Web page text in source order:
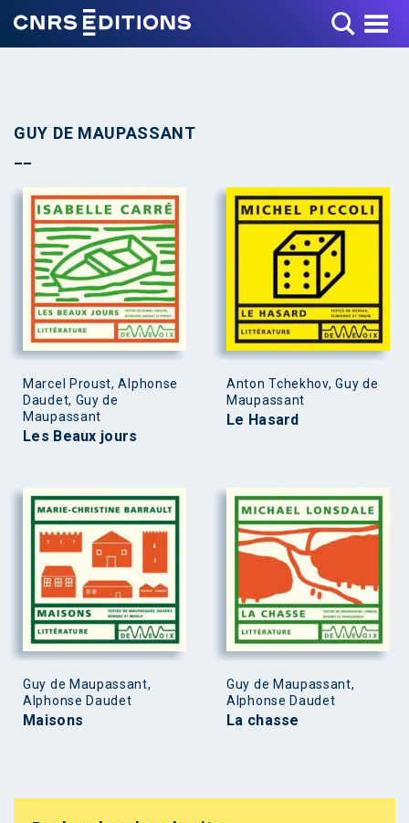
Toggle Menu
GUY DE MAUPASSANT
Marcel Proust, Alphonse
Daudet, Guy de
Maupassant
Les Beaux jours
Anton Tchekhov, Guy de
Maupassant
Le Hasard
Guy de Maupassant,
Alphonse Daudet
Maisons
Guy de Maupassant,
Alphonse Daudet
La chasse